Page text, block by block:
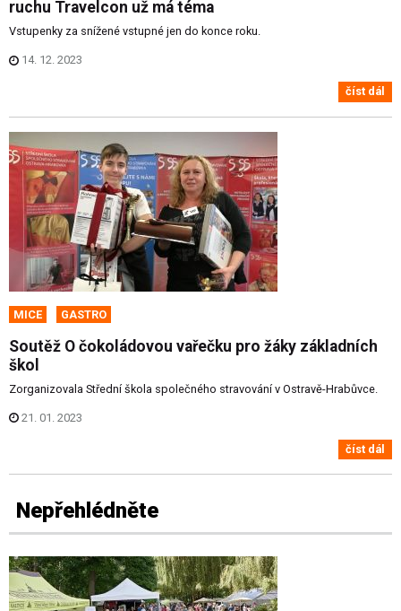
ruchu Travelcon už má téma
Vstupenky za snížené vstupné jen do konce roku.
14. 12. 2023
číst dál
MICE GASTRO
Soutěž O čokoládovou vařečku pro žáky základních
škol
Zorganizovala Střední škola společného stravování v Ostravě-Hrabůvce.
21. 01. 2023
číst dál
Nepřehlédněte